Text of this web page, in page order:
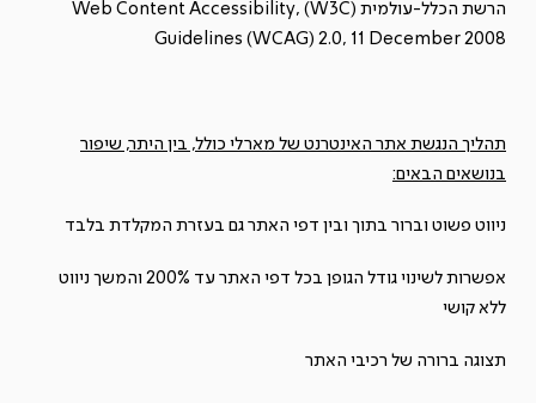
הרשת הכלל-עולמית (W3C) ,Web Content Accessibility
Guidelines (WCAG) 2.0, 11 December 2008
תהליך הנגשת אתר האינטרנט של מארלי כולל, בין היתר, שיפור
בנושאים הבאים:
ניווט פשוט וברור בתוך ובין דפי האתר גם בעזרת המקלדת בלבד
אפשרות לשינוי גודל הגופן בכל דפי האתר עד 200% והמשך ניווט
ללא קושי
תצוגה ברורה של רכיבי האתר